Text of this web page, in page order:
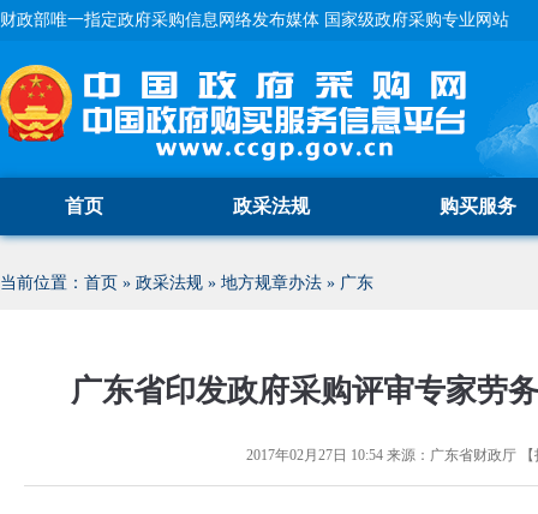
财政部唯一指定政府采购信息网络发布媒体 国家级政府采购专业网站
首页 政采法规 购买服务
当前位置： 首页 » 政采法规 » 地方规章办法 » 广东
广东省印发政府采购评审专家劳
2017年02月27日 10:54来源： 广东省财政厅【